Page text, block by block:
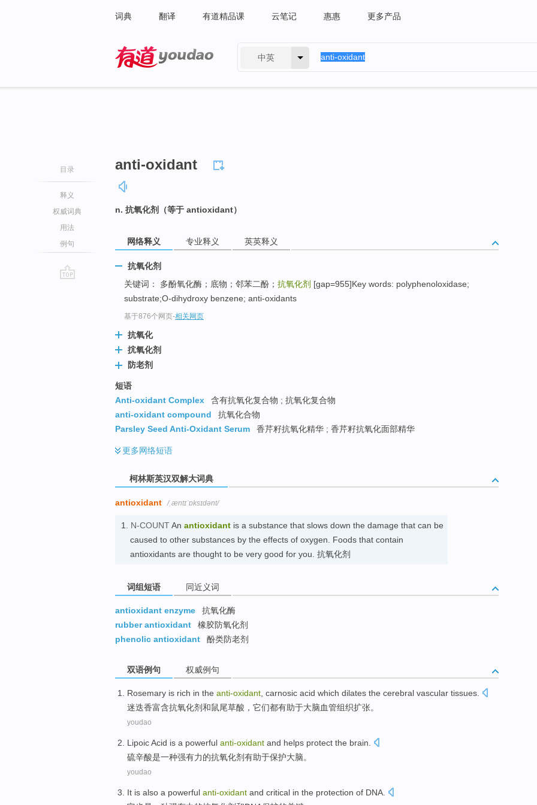
词典 翻译 有道精品课 云笔记 惠惠 更多产品
中英
目录
释义
权威词典
用法
例句
anti-oxidant
n. 抗氧化剂（等于 antioxidant）
网络释义 专业释义 英英释义
抗氧化剂
关键词： 多酚氧化酶；底物；邻苯二酚； 抗氧化剂 [gap=955]Key words: polyphenoloxidase;
substrate;O-dihydroxy benzene; anti-oxidants
基于876个网页-相关网页
抗氧化
抭氧化剂
防老剂
短语
Anti-oxidant Complex
含有抗氧化复合物 ; 抗氧化复合物
anti-oxidant compound
抗氧化合物
Parsley Seed Anti-Oxidant Serum
香芹籽抗氧化精华 ; 香芹籽抗氧化面部精华
更多网络短语
柯林斯英汉双解大词典
antioxidant /ˌæntɪˈɒksɪdənt/
1. N-COUNTAn antioxidant is a substance that slows down the damage that can be
caused to other substances by the effects of oxygen. Foods that contain
antioxidants are thought to be very good for you. 抗氧化剂
词组短语 同近义词
antioxidant enzyme
抗氧化酶
rubber antioxidant
橡胶防氧化剂
phenolic antioxidant
酚类防老剂
双语例句 权威例句
Rosemary is rich in the anti-oxidant carnosic acid which dilates the cerebral vascular tissues
迷迭香富含抗氧化剂和鼠尾草酸 ， 它们都有助于大脑血管组织扩张。
youdao
Lipoic Acid is a powerful anti-oxidant and helps protect the brain
硫辛酸是一种强有力的抗氧化剂有助于保护大脑。
youdao
It is also a powerful anti-oxidant and critical in the protection of DNA